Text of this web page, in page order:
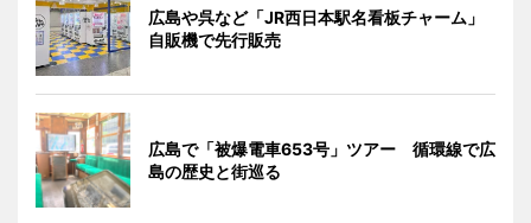
広島や呉など「JR西日本駅名看板チャーム」
自販機で先行販売
広島で「被爆電車653号」ツアー 循環線で広
島の歴史と街巡る